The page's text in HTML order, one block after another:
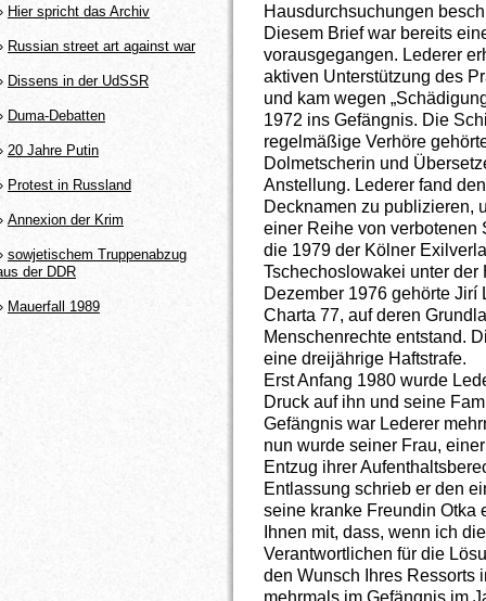
Hausdurchsuchungen
Diesem Brief war bereits
vorausgegangen. Lederer
aktiven Unterstützung des
und kam wegen
1972 ins Gefängnis. Die
regelmäßige Verhöre
Dolmetscherin und
Anstellung. Lederer fand
Decknamen zu publizieren,
einer Reihe von verbotenen
die 1979 der Kölner
Tschechoslowakei unter
Dezember 1976 gehörte Jirí
Charta 77, auf deren
Menschenrechte entstand.
eine dreijährige Haftstrafe.
Erst Anfang 1980 wurde
Druck auf ihn und seine
Gefängnis war Lederer
nun wurde seiner Frau,
Entzug ihrer
Entlassung schrieb er den
seine kranke Freundin Otka
Ihnen mit, dass, wenn ich
Verantwortlichen für die
den Wunsch Ihres Ressorts
mehrmals im Gefängnis im
Hier spricht das Archiv
Russian street art against war
Dissens in der UdSSR
Duma-Debatten
20 Jahre Putin
Protest in Russland
Annexion der Krim
sowjetischem Truppenabzug
der DDR
Mauerfall 1989